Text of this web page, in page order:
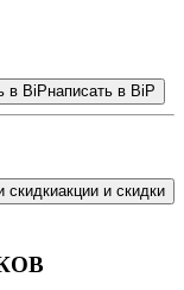
написать в BiP
акции и скидки